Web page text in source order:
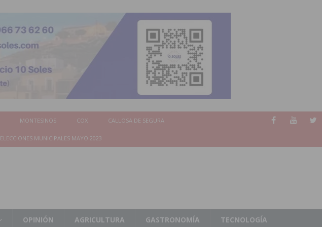
MONTESINOS COX CALLOSA DE SEGURA
ELECCIONES MUNICIPALES MAYO 2023
OPINIÓN AGRICULTURA GASTRONOMÍA TECNOLOGÍA